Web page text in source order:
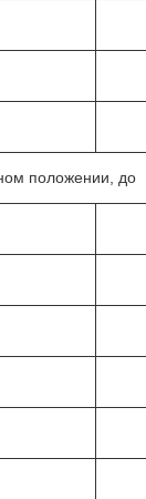
положении, до